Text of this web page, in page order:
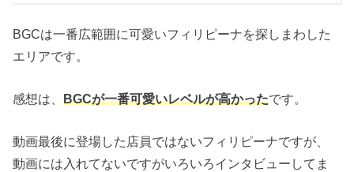
BGCは一番広範囲に可愛いフィリピーナを探しまわした
エリアです。
感想は、BGCが一番可愛いレベルが高かったです。
動画最後に登場した店員ではないフィリピーナですが、
動画には入れてないですがいろいろインタビューしてま